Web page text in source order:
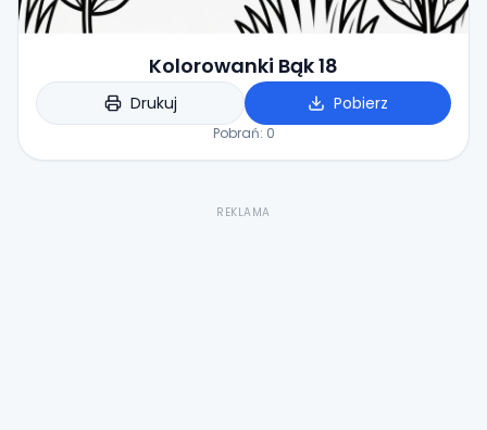
Kolorowanki Bąk 18
Drukuj Pobierz
Pobrań: 0
REKLAMA